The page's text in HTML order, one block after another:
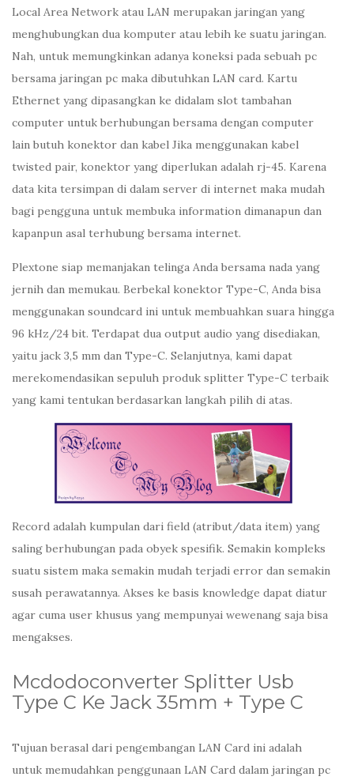
Local Area Network atau LAN merupakan jaringan yang
menghubungkan dua komputer atau lebih ke suatu jaringan.
Nah, untuk memungkinkan adanya koneksi pada sebuah pc
bersama jaringan pc maka dibutuhkan LAN card. Kartu
Ethernet yang dipasangkan ke didalam slot tambahan
computer untuk berhubungan bersama dengan computer
lain butuh konektor dan kabel Jika menggunakan kabel
twisted pair, konektor yang diperlukan adalah rj-45. Karena
data kita tersimpan di dalam server di internet maka mudah
bagi pengguna untuk membuka information dimanapun dan
kapanpun asal terhubung bersama internet.
Plextone siap memanjakan telinga Anda bersama nada yang
jernih dan memukau. Berbekal konektor Type-C, Anda bisa
menggunakan soundcard ini untuk membuahkan suara hingga
96 kHz/24 bit. Terdapat dua output audio yang disediakan,
yaitu jack 3,5 mm dan Type-C. Selanjutnya, kami dapat
merekomendasikan sepuluh produk splitter Type-C terbaik
yang kami tentukan berdasarkan langkah pilih di atas.
Record adalah kumpulan dari field (atribut/data item) yang
saling berhubungan pada obyek spesifik. Semakin kompleks
suatu sistem maka semakin mudah terjadi error dan semakin
susah perawatannya. Akses ke basis knowledge dapat diatur
agar cuma user khusus yang mempunyai wewenang saja bisa
mengakses.
Mcdodoconverter Splitter Usb
Type C Ke Jack 35mm + Type C
Tujuan berasal dari pengembangan LAN Card ini adalah
untuk memudahkan penggunaan LAN Card dalam jaringan pc